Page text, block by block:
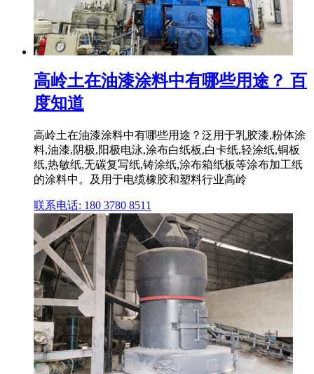
高岭土在油漆涂料中有哪些用途？ 百
度知道
高岭土在油漆涂料中有哪些用途？泛用于乳胶漆,粉体涂
料,油漆,阴极,阳极电泳,涂布白纸板,白卡纸,轻涂纸,铜板
纸,热敏纸,无碳复写纸,铸涂纸,涂布箱纸板等涂布加工纸
的涂料中。及用于电缆橡胶和塑料行业高岭
联系电话: 180 3780 8511